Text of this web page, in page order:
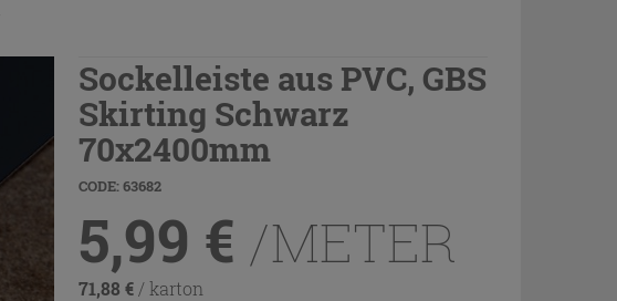
Sockelleiste aus PVC, GBS
Skirting Schwarz
70x2400mm
CODE: 63682
5,99 € /METER
71,88 € / karton